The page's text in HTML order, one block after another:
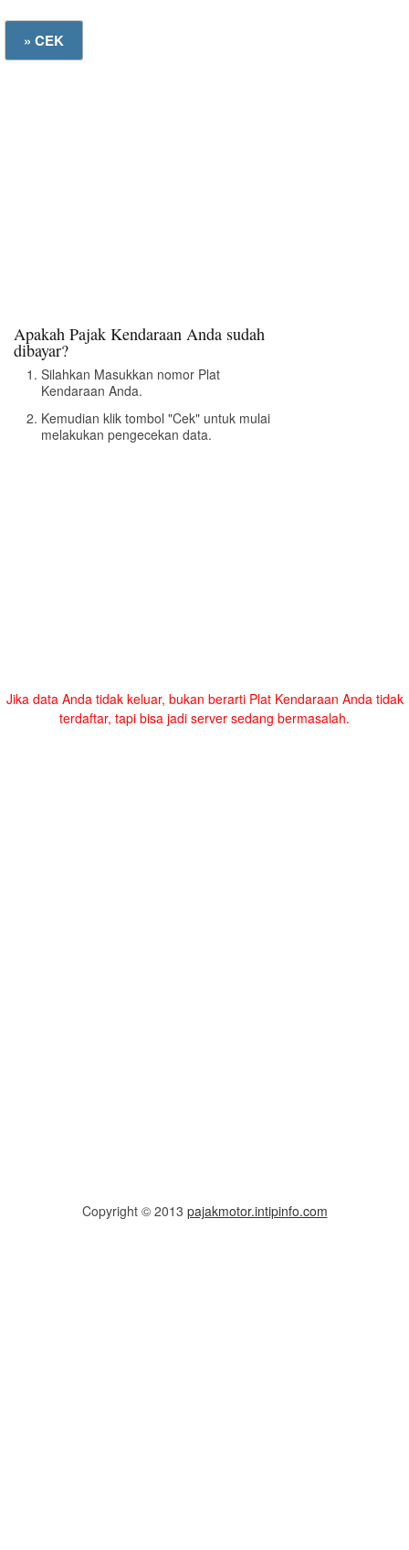
Apakah Pajak Kendaraan Anda sudah
dibayar?
Silahkan Masukkan nomor Plat
Kendaraan Anda.
Kemudian klik tombol "Cek" untuk mulai
melakukan pengecekan data.
Jika data Anda tidak keluar, bukan berarti Plat Kendaraan Anda tidak
terdaftar, tapi bisa jadi server sedang bermasalah.
Copyright © 2013 pajakmotor.intipinfo.com